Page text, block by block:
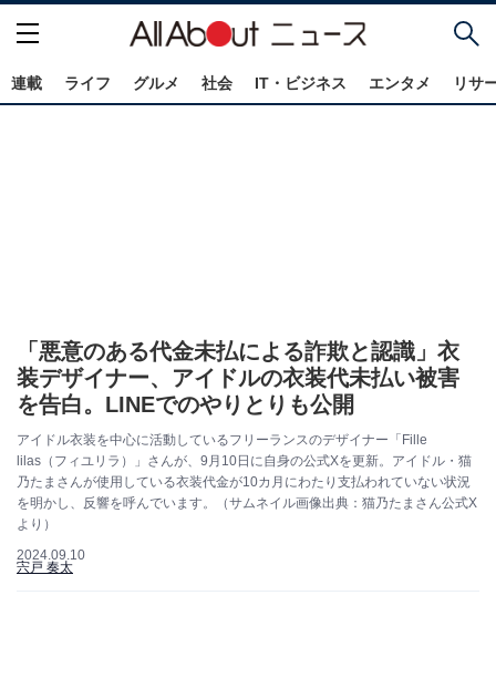
連載 ライフ グルメ 社会 IT・ビジネス エンタメ リサ
「悪意のある代金未払による詐欺と認識」衣
装デザイナー、アイドルの衣装代未払い被害
を告白。LINEでのやりとりも公開
アイドル衣装を中心に活動しているフリーランスのデザイナー「Fille
lilas（フィユリラ）」さんが、9月10日に自身の公式Xを更新。アイドル・猫
乃たまさんが使用している衣装代金が10カ月にわたり支払われていない状況
を明かし、反響を呼んでいます。（サムネイル画像出典：猫乃たまさん公式X
より）
2024.09.10
宍戸 奏太